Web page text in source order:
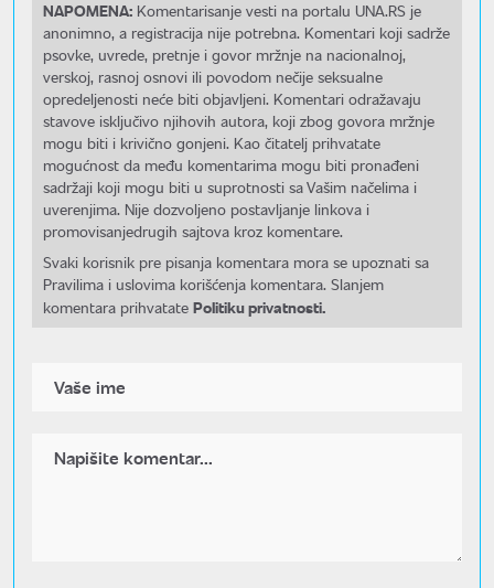
NAPOMENA: Komentarisanje vesti na portalu UNA.RS je
anonimno, a registracija nije potrebna. Komentari koji sadrže
psovke, uvrede, pretnje i govor mržnje na nacionalnoj,
verskoj, rasnoj osnovi ili povodom nečije seksualne
opredeljenosti neće biti objavljeni. Komentari odražavaju
stavove isključivo njihovih autora, koji zbog govora mržnje
mogu biti i krivično gonjeni. Kao čitatelj prihvatate
mogućnost da među komentarima mogu biti pronađeni
sadržaji koji mogu biti u suprotnosti sa Vašim načelima i
uverenjima. Nije dozvoljeno postavljanje linkova i
promovisanjedrugih sajtova kroz komentare.
Svaki korisnik pre pisanja komentara mora se upoznati sa
Pravilima i uslovima korišćenja komentara. Slanjem
komentara prihvatate Politiku privatnosti.